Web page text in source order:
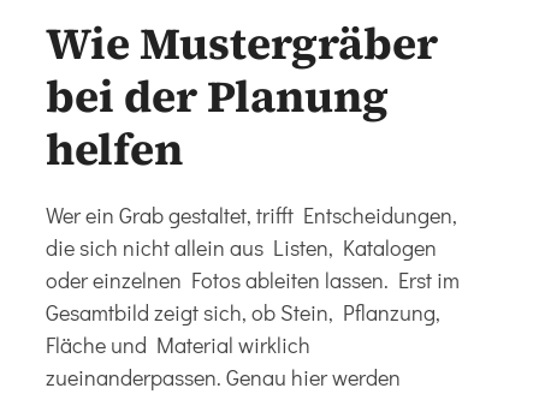
Wie Mustergräber
bei der Planung
helfen
Wer ein Grab gestaltet, trifft Entscheidungen,
die sich nicht allein aus Listen, Katalogen
oder einzelnen Fotos ableiten lassen. Erst im
Gesamtbild zeigt sich, ob Stein, Pflanzung,
Fläche und Material wirklich
zueinanderpassen. Genau hier werden